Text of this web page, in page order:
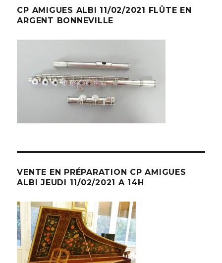
CP AMIGUES ALBI 11/02/2021 FLÛTE EN
ARGENT BONNEVILLE
VENTE EN PRÉPARATION CP AMIGUES
ALBI JEUDI 11/02/2021 A 14H